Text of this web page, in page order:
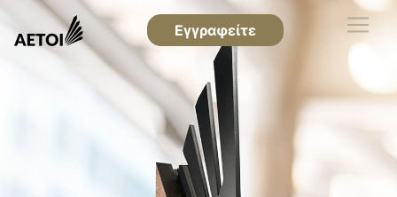
Εγγραφείτε